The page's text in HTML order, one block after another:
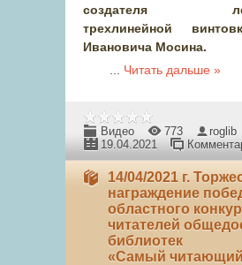
создателя
трехлинейной
Ивановича Мосина.
Читать дальше »
Видео 773
roglib
19.04.2021
14/04/2021 г.
награждение
областного
читателей
библиотек
«Самый